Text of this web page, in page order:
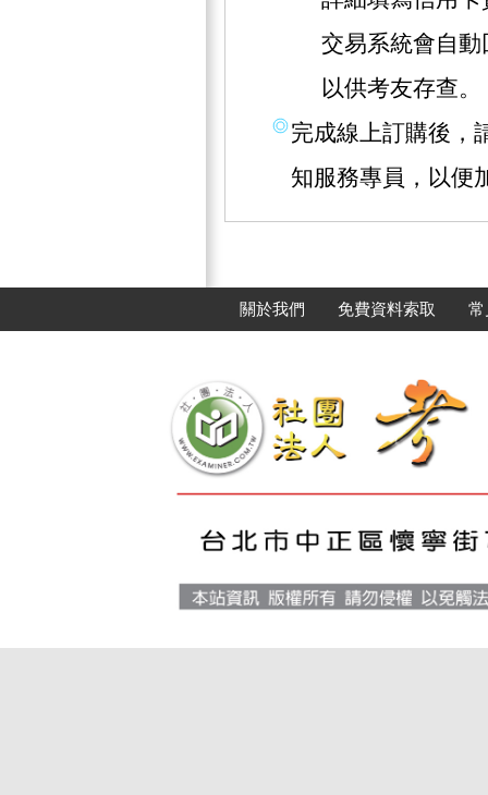
交易系統會自
以供考友存查。
完成線上訂購後，
知服務專員，以便
關於我們 免費資料索取 常